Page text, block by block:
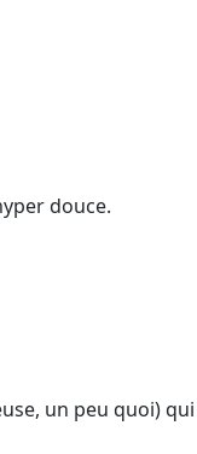
douce.
un peu quoi)